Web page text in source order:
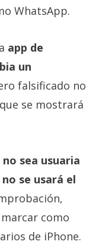
WhatsApp.
app de
un
falsificado no
se mostrará
no sea usuaria
se usará el
como
de iPhone.